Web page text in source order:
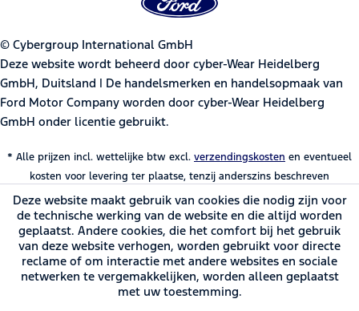
© Cybergroup International GmbH
Deze website wordt beheerd door cyber-Wear Heidelberg
GmbH, Duitsland | De handelsmerken en handelsopmaak van
Ford Motor Company worden door cyber-Wear Heidelberg
GmbH onder licentie gebruikt.
* Alle prijzen incl. wettelijke btw excl. verzendingskosten en eventueel
kosten voor levering ter plaatse, tenzij anderszins beschreven
Deze website maakt gebruik van cookies die nodig zijn voor
de technische werking van de website en die altijd worden
geplaatst. Andere cookies, die het comfort bij het gebruik
van deze website verhogen, worden gebruikt voor directe
reclame of om interactie met andere websites en sociale
netwerken te vergemakkelijken, worden alleen geplaatst
met uw toestemming.